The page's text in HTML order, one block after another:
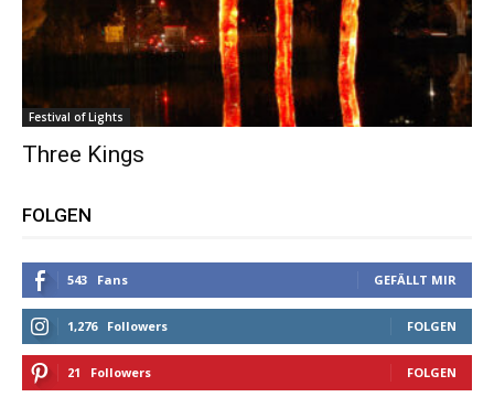
Festival of Lights
Three Kings
FOLGEN
543 Fans GEFÄLLT MIR
1,276 Followers FOLGEN
21 Followers FOLGEN